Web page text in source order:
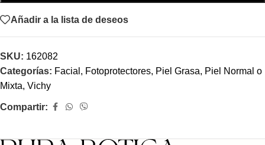
Añadir a la lista de deseos
SKU: 162082
Categorías: Facial , Fotoprotectores, Piel Grasa, Piel Normal o
Mixta, Vichy
Compartir: